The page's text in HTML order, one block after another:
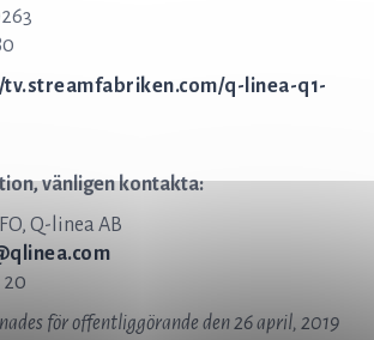
q-linea-q1-
vänligen kontakta:
Q-linea AB
20
för offentliggörande den 26 april, 2019